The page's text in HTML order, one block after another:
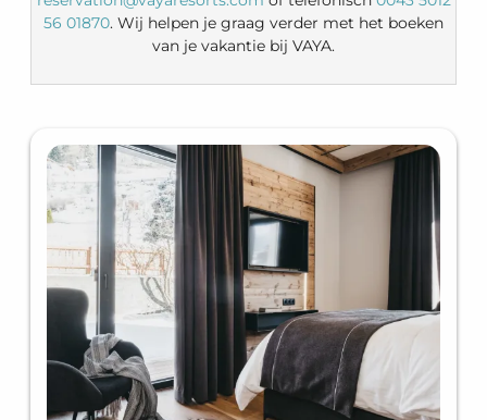
56 01870. Wij helpen je graag verder met het boeken
van je vakantie bij VAYA.